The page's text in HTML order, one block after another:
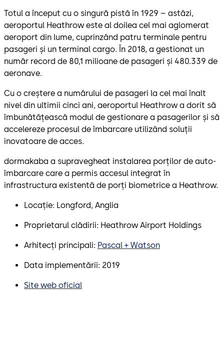
Totul a început cu o singură pistă în 1929 – astăzi,
aeroportul Heathrow este al doilea cel mai aglomerat
aeroport din lume, cuprinzând patru terminale pentru
pasageri și un terminal cargo. În 2018, a gestionat un
număr record de 80,1 milioane de pasageri și 480.339 de
aeronave.
Cu o creștere a numărului de pasageri la cel mai înalt
nivel din ultimii cinci ani, aeroportul Heathrow a dorit să
îmbunătățească modul de gestionare a pasagerilor și să
accelereze procesul de îmbarcare utilizând soluții
inovatoare de acces.
dormakaba a supravegheat instalarea porților de auto-
îmbarcare care a permis accesul integrat în
infrastructura existentă de porți biometrice a Heathrow.
Locație: Longford, Anglia
Proprietarul clădirii: Heathrow Airport Holdings
Arhitecți principali: Pascal + Watson
Data implementării: 2019
Site web oficial